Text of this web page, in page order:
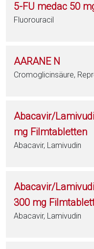
5-FU medac 50
Fluorouracil
AARANE N
Cromoglicinsäure,
Abacavir/
mg Filmtabletten
Abacavir, Lamivudin
Abacavir/
300 mg
Abacavir, Lamivudin